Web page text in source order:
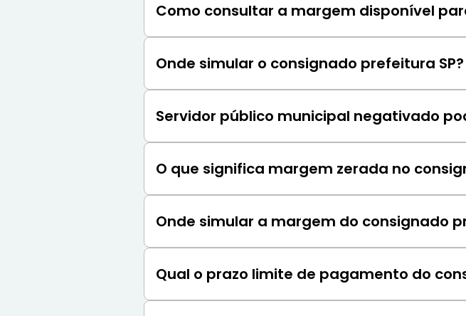
Como consultar a margem disponível
Os servidores públicos municipais de São Paulo
Onde simular o consignado prefeitura SP?
A simulação e contratação de empréstimo
Servidor público municipal negativado
Sim, servidores municipais com o nome negativado
O que significa margem zerada no
Segundo a Prefeitura de SP, significa que o
Onde simular a margem do consignado
A Konsi possui uma calculadora de margem
Qual o prazo limite de pagamento do
Segundo portaria publicada pela Secretaria Municipal